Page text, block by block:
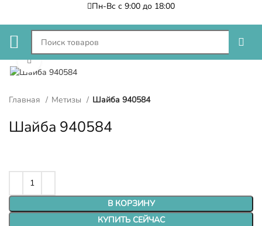
Пн-Вс с 9:00 до 18:00
Нажмите, чтобы увеличить
Главная Метизы Шайба 940584
Шайба 940584
В КОРЗИНУ
КУПИТЬ СЕЙЧАС